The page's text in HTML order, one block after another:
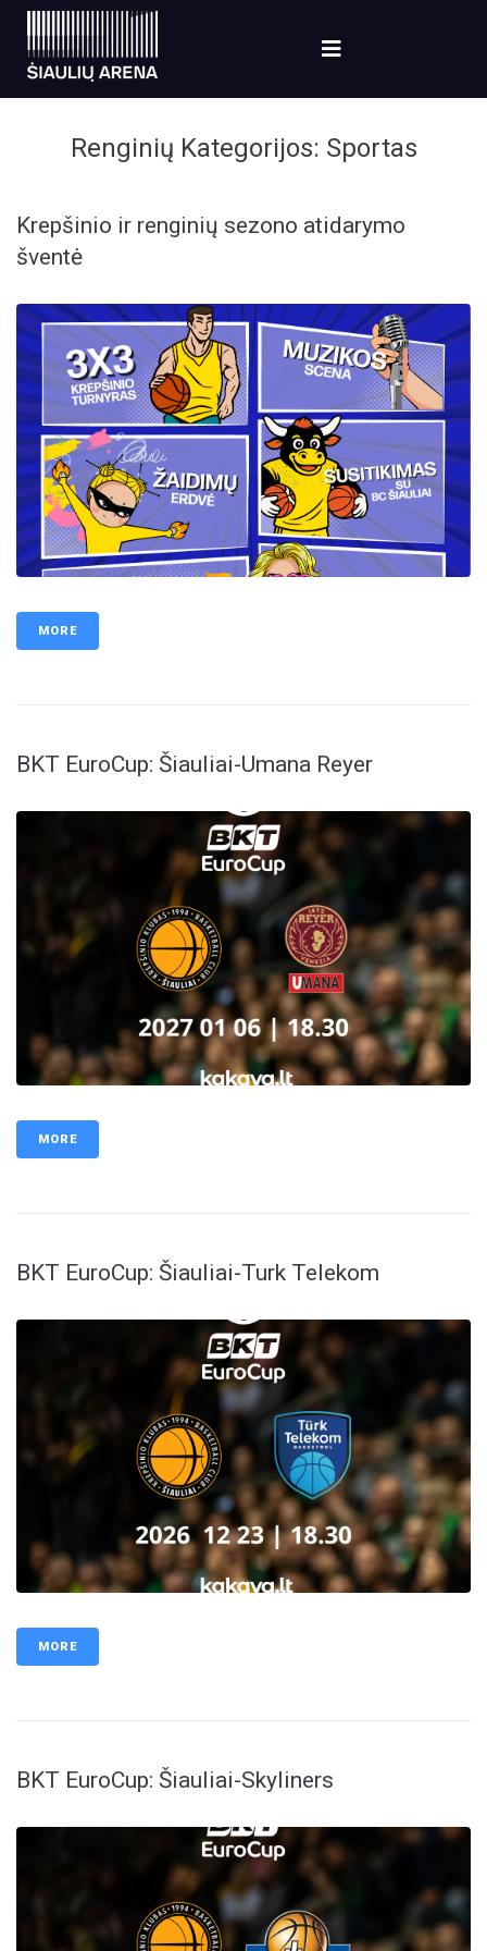
Renginių Kategorijos: Sportas
Krepšinio ir renginių sezono atidarymo
šventė
MORE
BKT EuroCup: Šiauliai-Umana Reyer
MORE
BKT EuroCup: Šiauliai-Turk Telekom
MORE
BKT EuroCup: Šiauliai-Skyliners